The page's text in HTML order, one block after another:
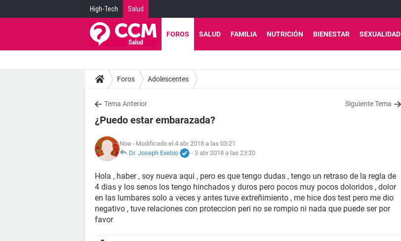
High-Tech Salud
FOROS SALUD FAMILIA NUTRICIÓN BIENESTAR SEXUALIDAD
Foros Adolescentes
Tema Anterior Siguiente Tema
¿Puedo estar embarazada?
Noa - Modificado el 4 abr 2018 a las 03:21
Dr. Joseph Exebio
- 3 abr 2018 a las 23:20
Hola , haber , soy nueva aqui , pero es que tengo dudas , tengo un retraso de la regla de
4 dias y los senos los tengo hinchados y duros pero pocos muy pocos doloridos , dolor
en las lumbares solo a veces y antes tuve extreñimiento , me hice dos test pero me dio
negativo , tuve relaciones con proteccion peri no se rompio ni nada que puede ser por
favor